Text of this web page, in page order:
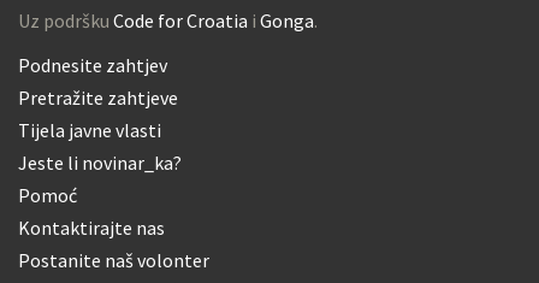
Uz podršku Code for Croatia i Gonga.
Podnesite zahtjev
Pretražite zahtjeve
Tijela javne vlasti
Jeste li novinar_ka?
Pomoć
Kontaktirajte nas
Postanite naš volonter